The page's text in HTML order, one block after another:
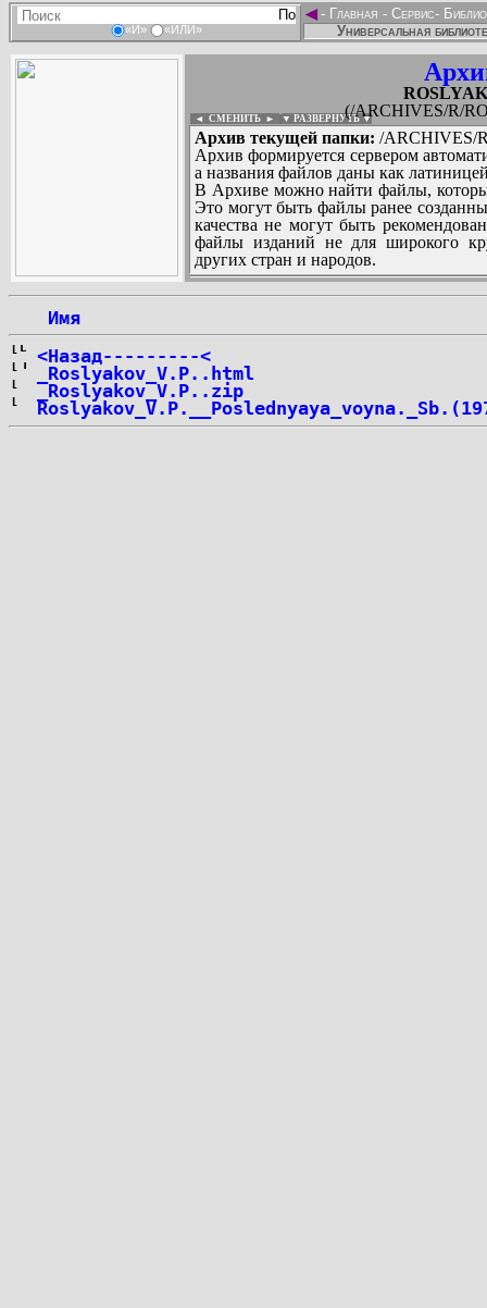
«И» «ИЛИ»
◄- Главная - Сервис-
Универсальная
(/ARCHIVES/R/
◄ СМЕНИТЬ ► ▼ РАЗВЕРНУТЬ ▼
Архив текущей папки: /ARCHIVES/
Архив формируется сервером
а названия файлов даны как
В Архиве можно найти файлы,
Это могут быть файлы ранее
качества не могут быть
файлы изданий не для широкого
других стран и народов.
Имя
<Назад---------<
_Roslyakov_V.P..html
_Roslyakov_V.P..zip